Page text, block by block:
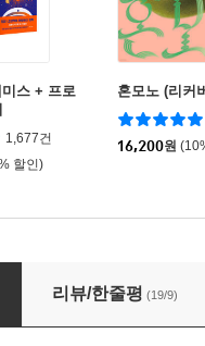
스 + 프로
1,677건
할인)
혼모노 (리커
16,200원
최강투자
리뷰/한줄평 (19/9)